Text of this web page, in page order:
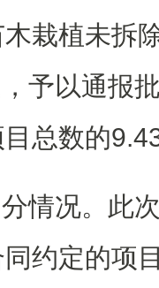
栽植未拆
予以通报
总数的
分情况。此
约定的项